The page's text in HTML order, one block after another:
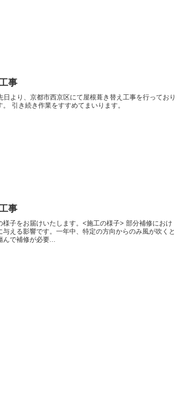
事
より、京都市西京区にて屋根葺き替え工事を行っており
引き続き作業をすすめてまいります。
事
子をお届けいたします。<施工の様子> 部分補修におけ
える影響です。一年中、特定の方向からのみ風が吹くと
で補修が必要...